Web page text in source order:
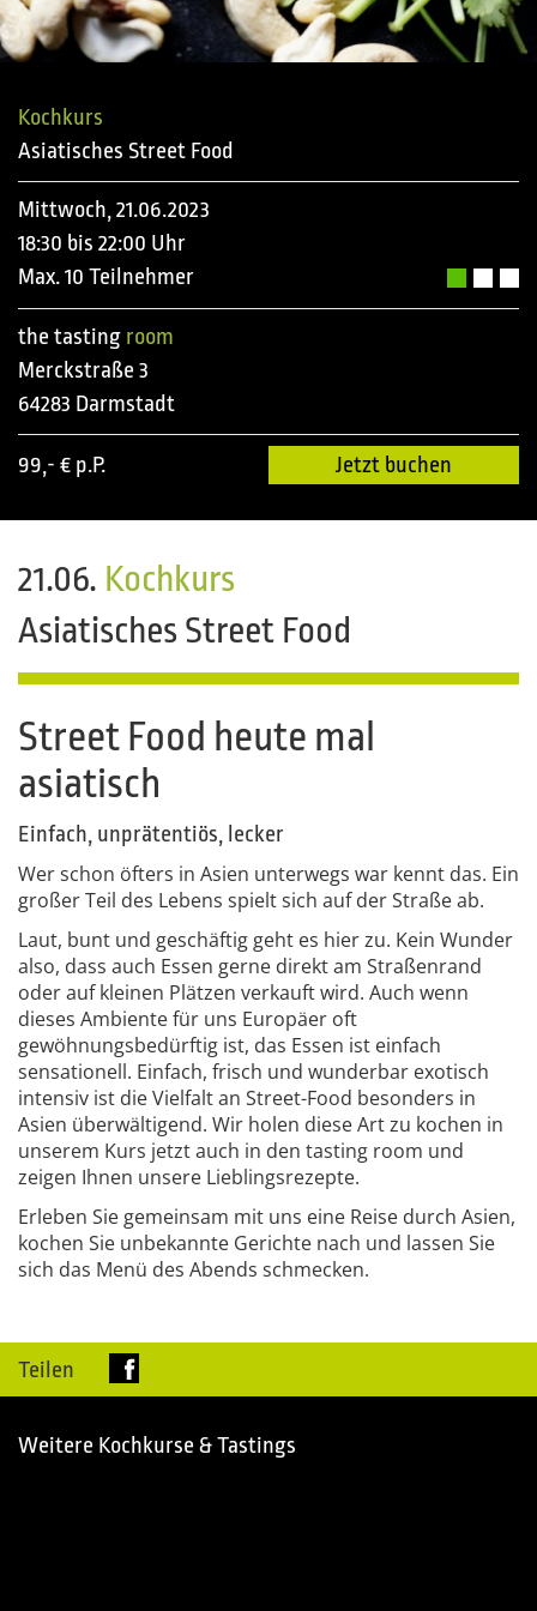
Kochkurs
Asiatisches Street Food
Mittwoch, 21.06.2023
18:30 bis 22:00 Uhr
Max. 10 Teilnehmer
the tasting room
Merckstraße 3
64283 Darmstadt
99,- € p.P. Jetzt buchen
21.06. Kochkurs
Asiatisches Street Food
Street Food heute mal
asiatisch
Einfach, unprätentiös, lecker
Wer schon öfters in Asien unterwegs war kennt das. Ein
großer Teil des Lebens spielt sich auf der Straße ab.
Laut, bunt und geschäftig geht es hier zu. Kein Wunder
also, dass auch Essen gerne direkt am Straßenrand
oder auf kleinen Plätzen verkauft wird. Auch wenn
dieses Ambiente für uns Europäer oft
gewöhnungsbedürftig ist, das Essen ist einfach
sensationell. Einfach, frisch und wunderbar exotisch
intensiv ist die Vielfalt an Street-Food besonders in
Asien überwältigend. Wir holen diese Art zu kochen in
unserem Kurs jetzt auch in den tasting room und
zeigen Ihnen unsere Lieblingsrezepte.
Erleben Sie gemeinsam mit uns eine Reise durch Asien,
kochen Sie unbekannte Gerichte nach und lassen Sie
sich das Menü des Abends schmecken.
Teilen
Weitere Kochkurse & Tastings